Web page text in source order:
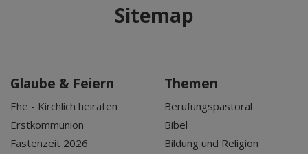
Sitemap
Glaube & Feiern
Ehe - Kirchlich heiraten
Erstkommunion
Fastenzeit 2026
Themen
Berufungspastoral
Bibel
Bildung und Religion